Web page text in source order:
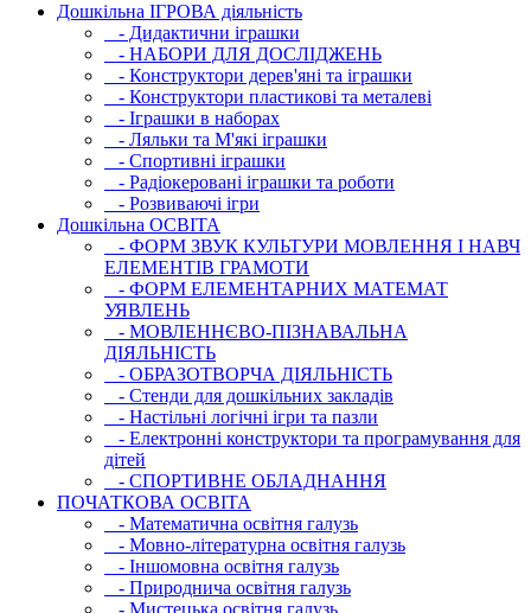
Дошкільна ІГРОВА діяльність
- Дидактични іграшки
- НАБОРИ ДЛЯ ДОСЛІДЖЕНЬ
- Конструктори дерев'яні та іграшки
- Конструктори пластикові та металеві
- Іграшки в наборах
- Ляльки та М'які іграшки
- Спортивні іграшки
- Радіокеровані іграшки та роботи
- Розвиваючі ігри
Дошкільна ОСВIТА
- ФОРМ ЗВУК КУЛЬТУРИ МОВЛЕННЯ І НАВЧ
ЕЛЕМЕНТІВ ГРАМОТИ
- ФОРМ ЕЛЕМЕНТАРНИХ МАТЕМАТ
УЯВЛЕНЬ
- МОВЛЕННЄВО-ПІЗНАВАЛЬНА
ДІЯЛЬНІСТЬ
- ОБРАЗОТВОРЧА ДІЯЛЬНІСТЬ
- Стенди для дошкільних закладів
- Настільні логічні ігри та пазли
- Електронні конструктори та програмування для
дітей
- СПОРТИВНЕ ОБЛАДНАННЯ
ПОЧАТКОВА ОСВIТА
- Математична освітня галузь
- Мовно-літературна освітня галузь
- Iншомовна освітня галузь
- Природнича освітня галузь